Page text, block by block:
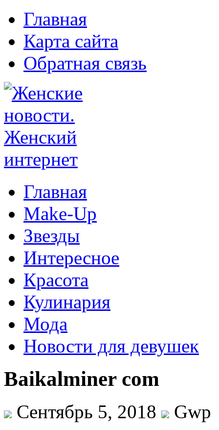
Главная
Карта сайта
Обратная связь
Главная
Make-Up
Звезды
Интересное
Красота
Кулинария
Мода
Новости для девушек
Baikalminer com
Сентябрь 5, 2018
Gwp